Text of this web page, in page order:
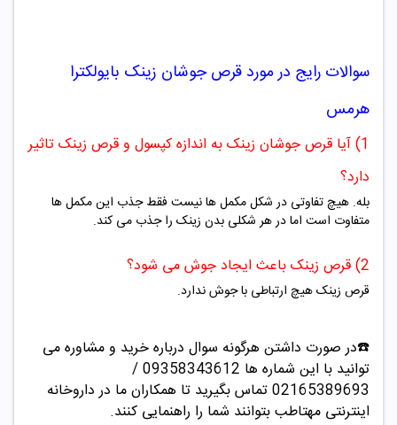
سوالات رایج در مورد قرص جوشان زینک بایولکترا
هرمس
1) آیا قرص جوشان زینک به اندازه کپسول و قرص زینک تاثیر
دارد؟
بله. هیچ تفاوتی در شکل مکمل ها نیست فقط جذب این مکمل ها
متفاوت است اما در هر شکلی بدن زینک را جذب می کند.
2) قرص زینک باعث ایجاد جوش می شود؟
قرص زینک هیچ ارتباطی با جوش ندارد.
☎️در صورت داشتن هرگونه سوال درباره خرید و مشاوره می
توانید با این شماره ها 09358343612 /
02165389693تماس بگیرید تا همکاران ما در داروخانه
اینترنتی مهتاطب بتوانند شما را راهنمایی کنند.